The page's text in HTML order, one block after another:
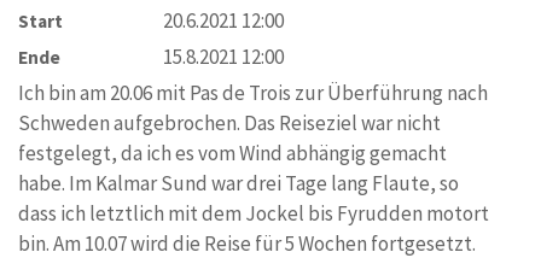
Start 20.6.2021 12:00
Ende
15.8.2021 12:00
Ich bin am 20.06 mit Pas de Trois zur Überführung nach
Schweden aufgebrochen. Das Reiseziel war nicht
festgelegt, da ich es vom Wind abhängig gemacht
habe. Im Kalmar Sund war drei Tage lang Flaute, so
dass ich letztlich mit dem Jockel bis Fyrudden motort
bin. Am 10.07 wird die Reise für 5 Wochen fortgesetzt.